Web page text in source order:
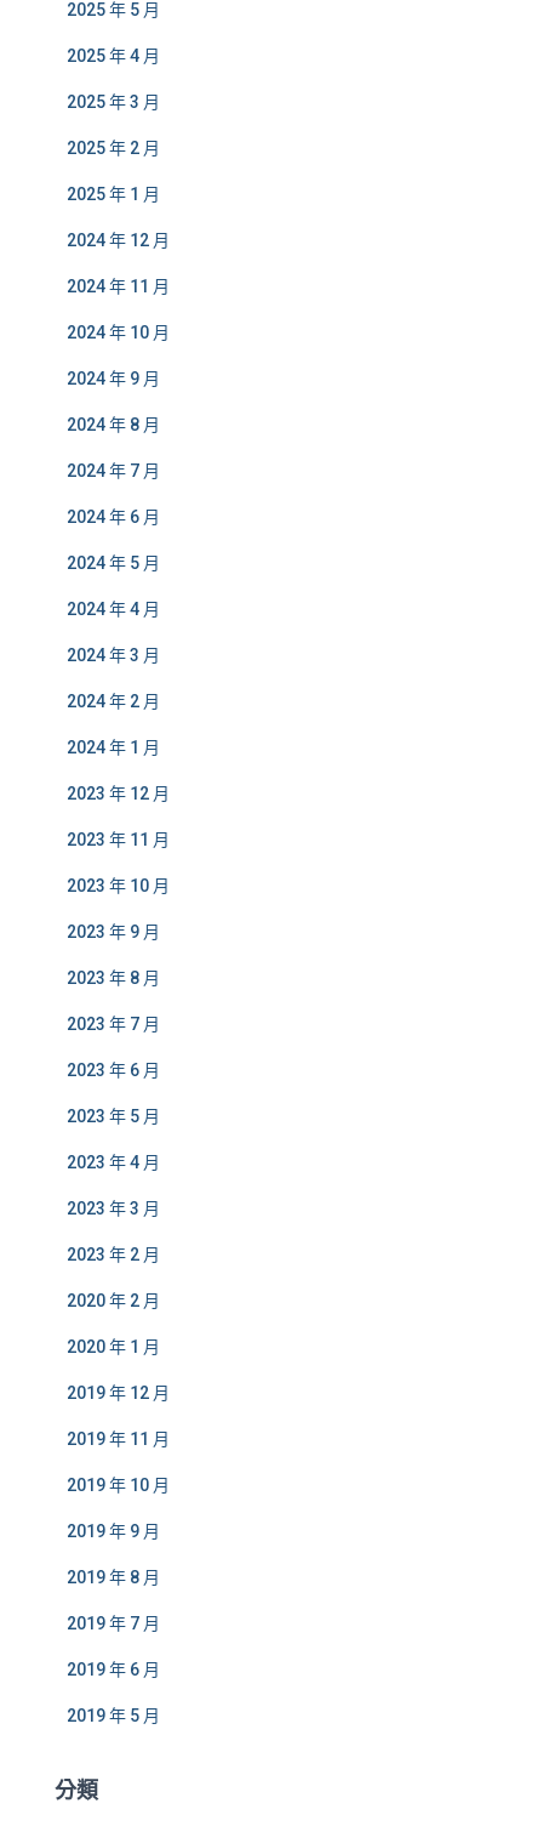
2025 年 5 月
2025 年 4 月
2025 年 3 月
2025 年 2 月
2025 年 1 月
2024 年 12 月
2024 年 11 月
2024 年 10 月
2024 年 9 月
2024 年 8 月
2024 年 7 月
2024 年 6 月
2024 年 5 月
2024 年 4 月
2024 年 3 月
2024 年 2 月
2024 年 1 月
2023 年 12 月
2023 年 11 月
2023 年 10 月
2023 年 9 月
2023 年 8 月
2023 年 7 月
2023 年 6 月
2023 年 5 月
2023 年 4 月
2023 年 3 月
2023 年 2 月
2020 年 2 月
2020 年 1 月
2019 年 12 月
2019 年 11 月
2019 年 10 月
2019 年 9 月
2019 年 8 月
2019 年 7 月
2019 年 6 月
2019 年 5 月
分類